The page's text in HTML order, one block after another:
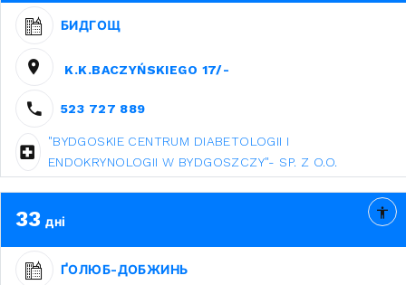
БИДГОЩ
K.K.BACZYŃSKIEGO 17/-
523 727 889
"BYDGOSKIE CENTRUM DIABETOLOGII I
ENDOKRYNOLOGII W BYDGOSZCZY"- SP. Z O.O.
33 дні
ҐОЛЮБ-ДОБЖИНЬ